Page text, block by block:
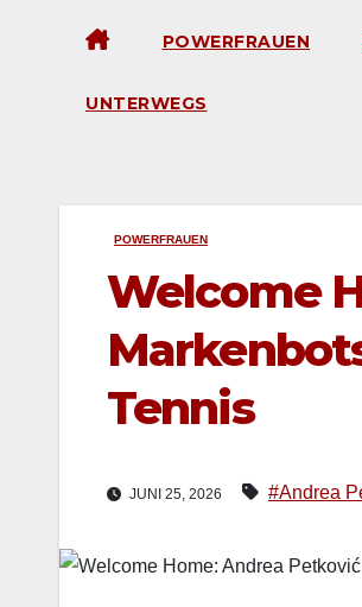
POWERFRAUEN
UNTERWEGS
POWERFRAUEN
Welcome
Tennis
JUNI 25, 2026 #Andrea